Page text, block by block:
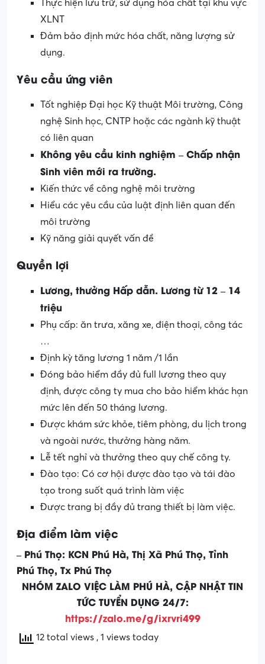
Thực hiện lưu trữ, sử dụng hóa chất tại khu vực
XLNT
Đảm bảo định mức hóa chất, năng lượng sử
dụng.
Yêu cầu ứng viên
Tốt nghiệp Đại học Kỹ thuật Môi trường, Công
nghệ Sinh học, CNTP hoặc các ngành kỹ thuật
có liên quan
Không yêu cầu kinh nghiệm – Chấp nhận
Sinh viên mới ra trường.
Kiến thức về công nghệ môi trường
Hiểu các yêu cầu của luật định liên quan đến
môi trường
Kỹ năng giải quyết vấn đề
Quyền lợi
Lương, thưởng Hấp dẫn. Lương từ 12 – 14
triệu
Phụ cấp: ăn trưa, xăng xe, điện thoại, công tác
…
Định kỳ tăng lương 1 năm /1 lần
Đóng bảo hiểm đầy đủ full lương theo quy
định, được công ty mua cho bảo hiểm khác hạn
mức lên đến 50 tháng lương.
Được khám sức khỏe, tiêm phòng, du lịch trong
và ngoài nước, thưởng hàng năm.
Lễ tết nghỉ và thưởng theo quy chế công ty.
Đào tạo: Có cơ hội được đào tạo và tái đào
tạo trong suốt quá trình làm việc
Được trang bị đầy đủ trang thiết bị làm việc.
Địa điểm làm việc
– Phú Thọ: KCN Phú Hà, Thị Xã Phú Thọ, Tỉnh
Phú Thọ, Tx Phú Thọ
NHÓM ZALO VIỆC LÀM PHÚ HÀ, CẬP NHẬT TIN
TỨC TUYỂN DỤNG 24/7:
https://zalo.me/g/ixrvri499
12 total views , 1 views today